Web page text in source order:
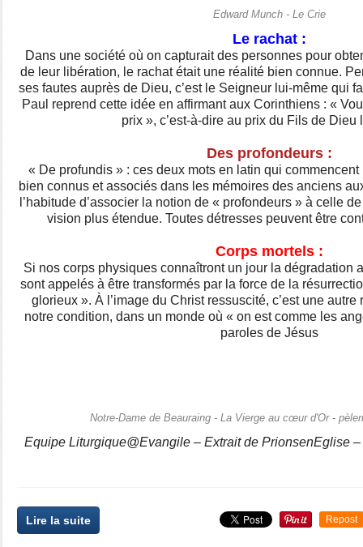
Edward Munch - Le Crie
Le rachat :
Dans une société où on capturait des personnes pour
de leur libération, le rachat était une réalité bien connue.
ses fautes auprès de Dieu, c’est le Seigneur lui-même qui
Paul reprend cette idée en affirmant aux Corinthiens : «
prix », c’est-à-dire au prix du Fils de Dieu
Des profondeurs :
« De profundis » : ces deux mots en latin qui
bien connus et associés dans les mémoires des anciens
l’habitude d’associer la notion de « profondeurs » à celle
vision plus étendue. Toutes détresses peuvent être
Corps mortels :
Si nos corps physiques connaîtront un jour la dégradation
sont appelés à être transformés par la force de la
glorieux ». À l’image du Christ ressuscité, c’est une
notre condition, dans un monde où « on est comme les
paroles de Jésus
Notre-Dame de Beauraing - La Vierge au cœur d'Or -
Equipe Liturgique@Evangile – Extrait de PrionsenEglise
Lire la suite Repost